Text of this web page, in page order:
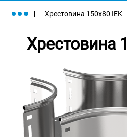
Хрестовина 150х80 IEK
Хрестовина